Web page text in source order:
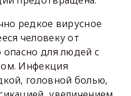
редкое вирусное
человеку от
для людей с
Инфекция
головной болью,